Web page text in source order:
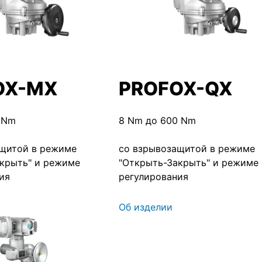
MX
в режиме
и режиме
PROFOX-QX
8 Nm до 600 Nm
со взрывозащитой в режиме
"Открыть-Закрыть" и режиме
регулирования
Об изделии